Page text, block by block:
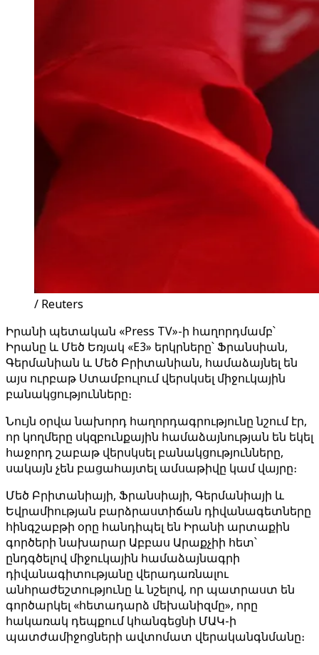
/ Reuters
Իրանի պետական «Press TV»-ի հաղորդմամբ՝
Իրանը և Մեծ Եռյակ «E3» երկրները՝ Ֆրանսիան,
Գերմանիան և Մեծ Բրիտանիան, համաձայնել են
այս ուրբաթ Ստամբուլում վերսկսել միջուկային
բանակցությունները։
Նույն օրվա նախորդ հաղորդագրությունը նշում էր,
որ կողմերը սկզբունքային համաձայնության են եկել
հաջորդ շաբաթ վերսկսել բանակցությունները,
սակայն չեն բացահայտել ամսաթիվը կամ վայրը։
Մեծ Բրիտանիայի, Ֆրանսիայի, Գերմանիայի և
Եվրամիության բարձրաստիճան դիվանագետները
հինգշաբթի օրը հանդիպել են Իրանի արտաքին
գործերի նախարար Աբբաս Արաքչիի հետ՝
ընդգծելով միջուկային համաձայնագրի
դիվանագիտությանը վերադառնալու
անհրաժեշտությունը և նշելով, որ պատրաստ են
գործարկել «հետադարձ մեխանիզմը», որը
հակառակ դեպքում կհանգեցնի ՄԱԿ-ի
պատժամիջոցների ավտոմատ վերականգնմանը։